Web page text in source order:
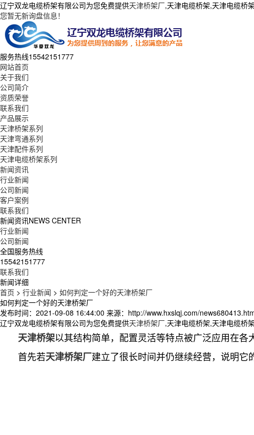
辽宁双龙电缆桥架有限公司为您免费提供天津桥架厂,天津电缆桥架,天津电缆桥
您暂无新询盘信息！
服务热线15542151777
网站首页
关于我们
公司简介
资质荣誉
联系我们
产品展示
天津桥架系列
天津弯通系列
天津配件系列
天津电缆桥架系列
新闻资讯
行业新闻
公司新闻
客户案例
联系我们
新闻资讯NEWS CENTER
行业新闻
公司新闻
全国服务热线
15542151777
联系我们
新闻详细
首页 > 行业新闻 > 如何判定一个好的天津桥架厂
如何判定一个好的天津桥架厂
发布时间：2021-09-08 16:44:00 来源：http://www.hxslqj.com/
辽宁双龙电缆桥架有限公司为您免费提供天津桥架厂,天津电缆桥架,天津电缆桥
天津桥架以其结构简单，配置灵活等特点被广泛应用在各
首先若天津桥架厂建立了很长时间并仍继续经营，说明它